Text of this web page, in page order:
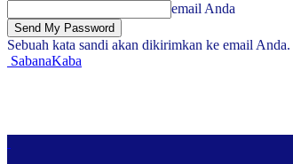
email Anda
Sebuah kata sandi akan dikirimkan ke email Anda.
SabanaKaba